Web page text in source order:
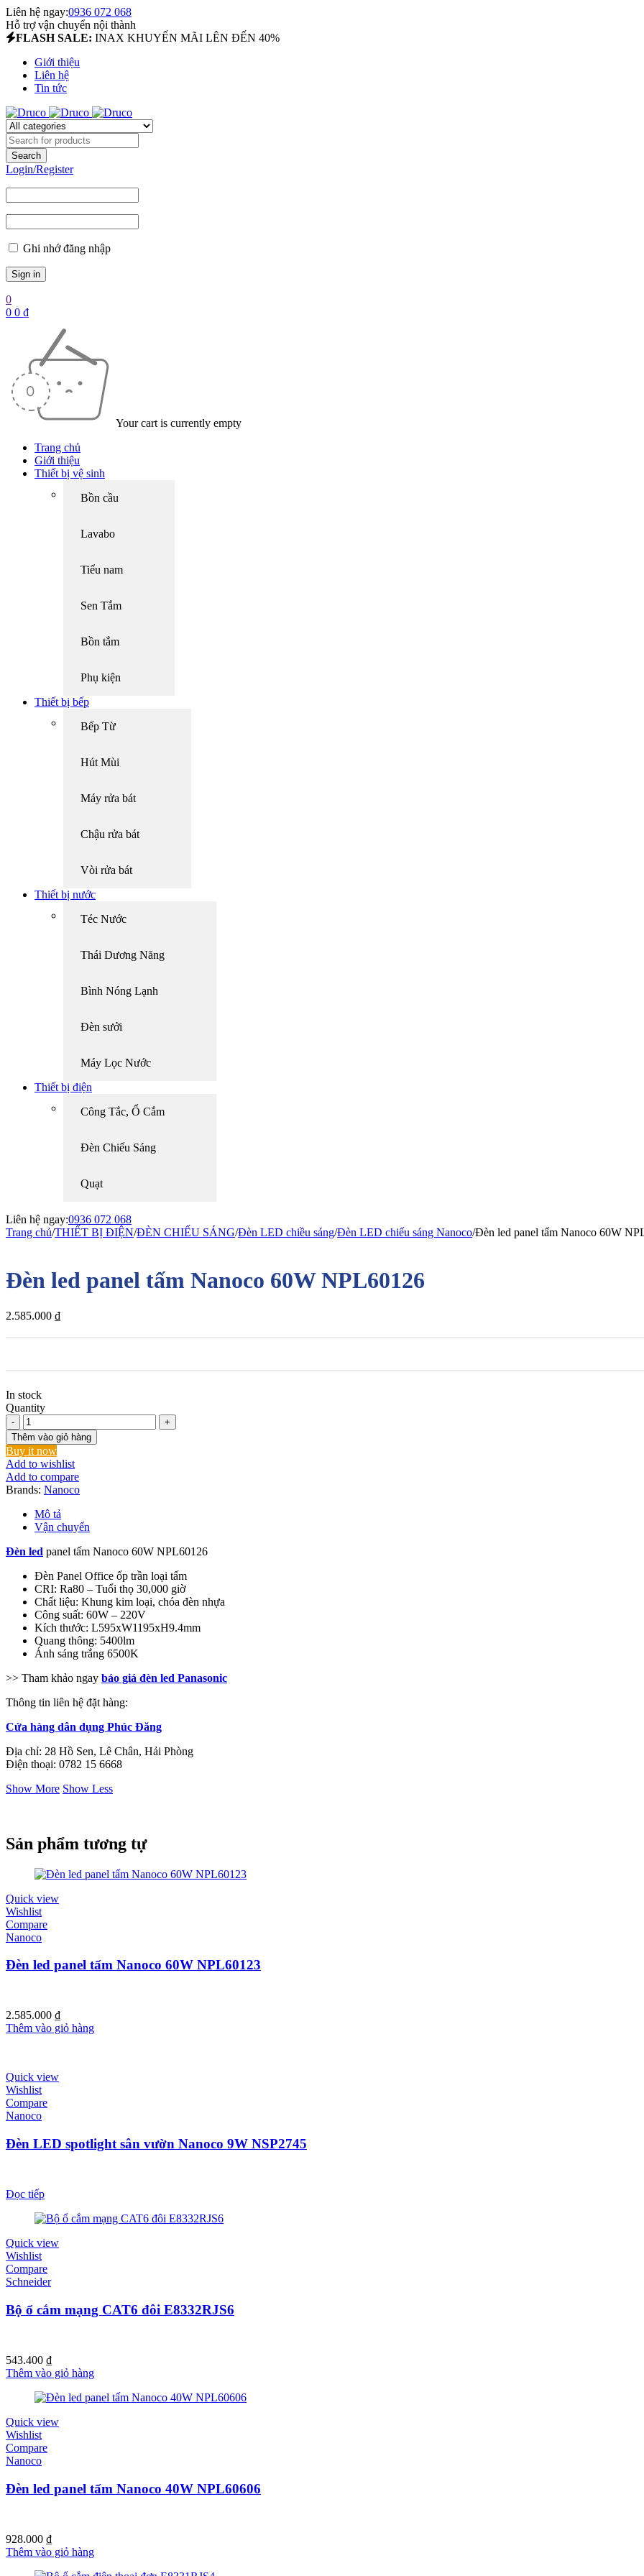
Liên hệ ngay:0936 072 068
Hỗ trợ vận chuyển nội thành
FLASH SALE: INAX KHUYẾN MÃI LÊN ĐẾN 40%
Giới thiệu
Liên hệ
Tin tức
Login/Register
Ghi nhớ đăng nhập
0
0 0 ₫
Your cart is currently empty
Trang chủ
Giới thiệu
Thiết bị vệ sinh
Bồn cầu
Lavabo
Tiểu nam
Sen Tắm
Bồn tắm
Phụ kiện
Thiết bị bếp
Bếp Từ
Hút Mùi
Máy rửa bát
Chậu rửa bát
Vòi rửa bát
Thiết bị nước
Téc Nước
Thái Dương Năng
Bình Nóng Lạnh
Đèn sưởi
Máy Lọc Nước
Thiết bị điện
Công Tắc, Ổ Cắm
Đèn Chiếu Sáng
Quạt
Liên hệ ngay:0936 072 068
Trang chủ/THIẾT BỊ ĐIỆN/ĐÈN CHIẾU SÁNG/Đèn LED chiều sáng/Đèn LED chiếu sáng Nanoco/Đèn led panel tấm Nanoco 60W
Đèn led panel tấm Nanoco 60W NPL60126
2.585.000 ₫
In stock
Quantity
Đèn
led
panel
tấm
Nanoco
60W
NPL60126
số
lượng
Thêm vào giỏ hàng
Buy it now
Add to wishlist
Add to compare
Brands: Nanoco
Mô tả
Vận chuyển
Đèn led panel tấm Nanoco 60W NPL60126
Đèn Panel Office ốp trần loại tấm
CRI: Ra80 – Tuổi thọ 30,000 giờ
Chất liệu: Khung kim loại, chóa đèn nhựa
Công suất: 60W – 220V
Kích thước: L595xW1195xH9.4mm
Quang thông: 5400lm
Ánh sáng trắng 6500K
>> Tham khảo ngay báo giá đèn led Panasonic
Thông tin liên hệ đặt hàng:
Cửa hàng dân dụng Phúc Đăng
Địa chỉ: 28 Hồ Sen, Lê Chân, Hải Phòng
Điện thoại: 0782 15 6668
Show More Show Less
Sản phẩm tương tự
Quick view
Wishlist
Compare
Nanoco
Đèn led panel tấm Nanoco 60W NPL60123
2.585.000 ₫
Thêm vào giỏ hàng
Quick view
Wishlist
Compare
Nanoco
Đèn LED spotlight sân vườn Nanoco 9W NSP2745
Đọc tiếp
Quick view
Wishlist
Compare
Schneider
Bộ ổ cắm mạng CAT6 đôi E8332RJS6
543.400 ₫
Thêm vào giỏ hàng
Quick view
Wishlist
Compare
Nanoco
Đèn led panel tấm Nanoco 40W NPL60606
928.000 ₫
Thêm vào giỏ hàng